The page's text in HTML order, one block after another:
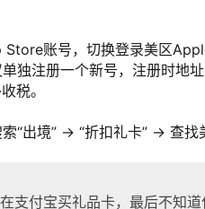
账号，切换登录美区
单独注册一个新号，注册时地
税。
“出境” → “折扣礼卡” → 查找
支付宝买礼品卡，最后不知